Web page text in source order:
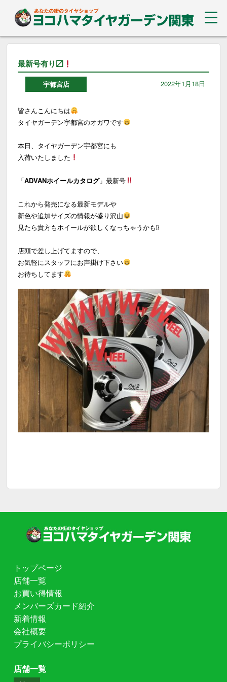
最新号有り〼
宇都宮店 2022年1月18日
皆さんこんにちは
タイヤガーデン宇都宮のオガワです
本日、タイヤガーデン宇都宮にも
入荷いたしました
「ADVANホイールカタログ」最新号
これから発売になる最新モデルや
新色や追加サイズの情報が盛り沢山
見たら貴方もホイールが欲しくなっちゃうかも⁉︎
店頭で差し上げてますので、
お気軽にスタッフにお声掛け下さい
お待ちしてます
トップページ
店舗一覧
お買い得情報
メンバーズカード紹介
新着情報
会社概要
プライバシーポリシー
店舗一覧